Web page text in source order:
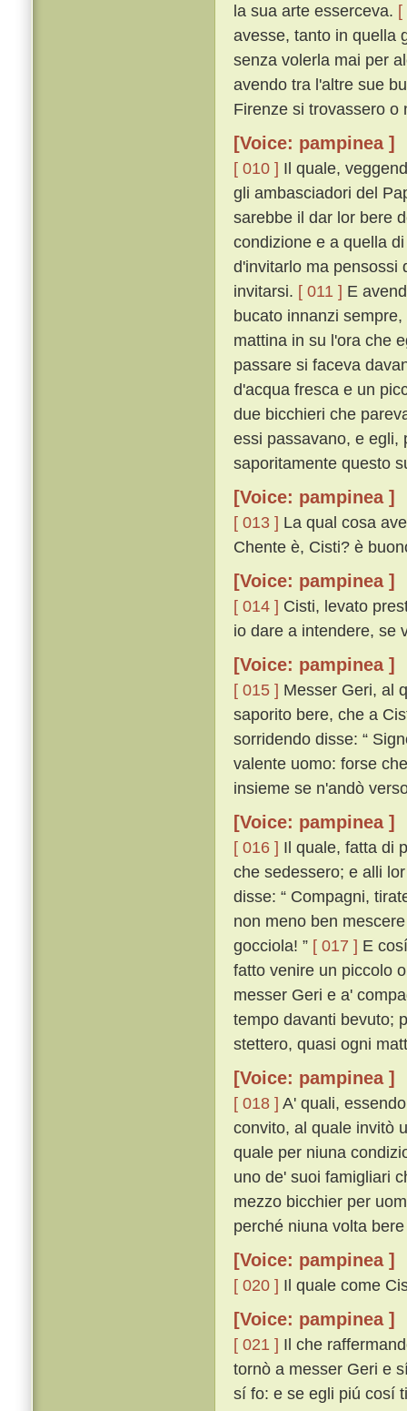
la sua arte esserceva. [
avesse, tanto in quella
senza volerla mai per
avendo tra l'altre sue
Firenze si trovassero o
[Voice: pampinea ]
[ 010 ] Il quale,
gli ambasciadori del
sarebbe il dar lor bere
condizione e a quella
d'invitarlo ma pensossi
invitarsi. [ 011 ] E
bucato innanzi
mattina in su l'ora che
passare si faceva
d'acqua fresca e un
due bicchieri che
essi passavano, e egli,
saporitamente questo
[Voice: pampinea ]
[ 013 ] La qual cosa
Chente è, Cisti? è
[Voice: pampinea ]
[ 014 ] Cisti, levato
io dare a intendere, se
[Voice: pampinea ]
[ 015 ] Messer Geri, al
saporito bere, che a
sorridendo disse: “
valente uomo: forse
insieme se n'andò
[Voice: pampinea ]
[ 016 ] Il quale, fatta di
che sedessero; e alli
disse: “ Compagni,
non meno ben
gocciola! ” [ 017 ] E
fatto venire un piccolo
messer Geri e a'
tempo davanti bevuto;
stettero, quasi ogni
[Voice: pampinea ]
[ 018 ] A' quali,
convito, al quale invitò
quale per niuna
uno de' suoi famigliari
mezzo bicchier per
perché niuna volta
[Voice: pampinea ]
[ 020 ] Il quale come
[Voice: pampinea ]
[ 021 ] Il che
tornò a messer Geri e
sí fo: e se egli piú cosí